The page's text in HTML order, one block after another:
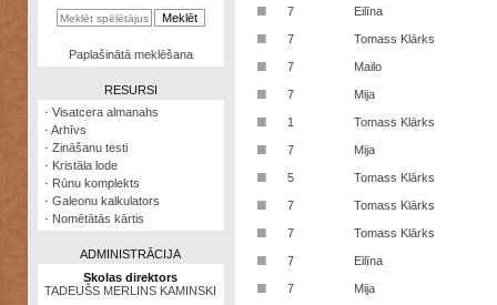
kalkulators
NomētātāsPaplašinātā meklēšana
RESURSI
· Visatcera almanahs
· Arhīvs
· Zināšanu testi
· Kristāla lode
· Rūnu komplekts
· Galeonu kalkulators
· Nomētātās kārtis
ADMINISTRĀCIJA
Skolas direktors
TADEUŠS MERLINS KAMINSKI
■ 7 Eilīna
■ 7 Tomass Klārks
■ 7 Mailo
■ 7 Mija
■ 1 Tomass Klārks
■ 7 Mija
■ 5 Tomass Klārks
■ 7 Tomass Klārks
■ 7 Tomass Klārks
■ 7 Eilīna
■ 7 Mija